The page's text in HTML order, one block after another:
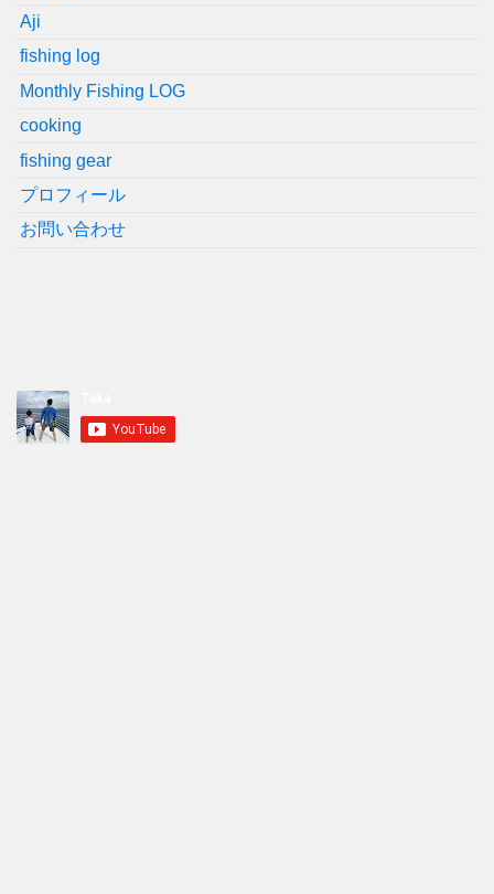
Aji
fishing log
Monthly Fishing LOG
cooking
fishing gear
プロフィール
お問い合わせ